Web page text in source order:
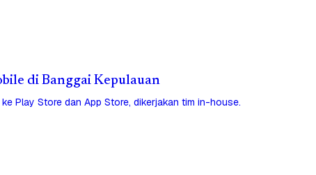
di Banggai Kepulauan
Play Store dan App Store, dikerjakan tim in-house.